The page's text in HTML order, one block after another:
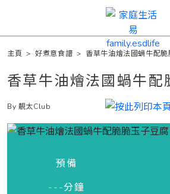
主頁 >好煮意食譜 > 香草牛油燴法國蝸牛配
香草牛油燴法國蝸牛配
By 靚太Club
預備
---分鐘